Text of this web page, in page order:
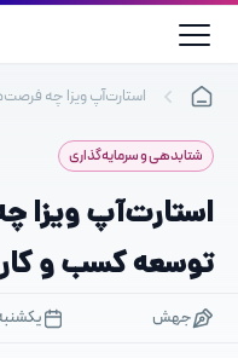
پرش
محتوا
استارت‌آپ ویزا چه
شتابدهی و سرمایه‌گذاری
استارت‌آپ ویزا
توسعه کسب و
جهش یکشنبه ۲۵ اردیبهشت